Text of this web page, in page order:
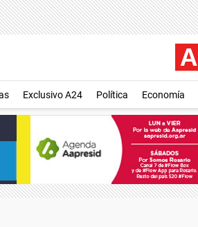
Exclusivo A24 Política Economía